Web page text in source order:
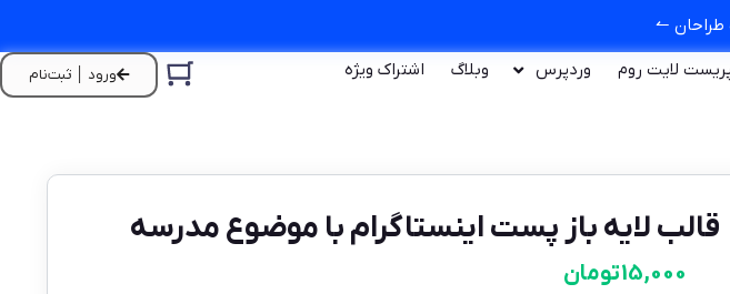
طراحان ↼
پریست لایت روم وردپرس وبلاگ اشتراک ویژه ورود │ ثبت‌نام
قالب لایه باز پست اینستاگرام با موضوع مدرسه
15,000تومان